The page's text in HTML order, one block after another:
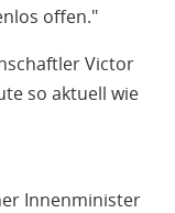
offen."
Victor
so aktuell wie
Innenminister